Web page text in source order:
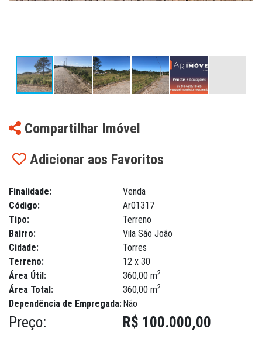
Compartilhar Imóvel
Adicionar aos Favoritos
Finalidade:
Código:
Tipo:
Bairro:
Cidade:
Terreno:
Área Útil:
Área Total:
Dependência de Empregada:
Preço:
Venda
Ar01317
Terreno
Vila São João
Torres
12 x 30
360,00 m2
360,00 m2
Não
R$ 100.000,00